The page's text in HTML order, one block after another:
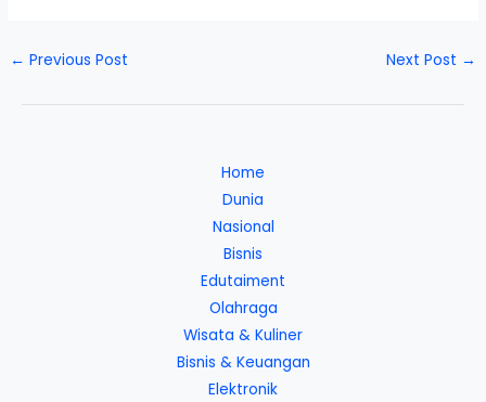
← Previous Post Next Post →
Home
Dunia
Nasional
Bisnis
Edutaiment
Olahraga
Wisata & Kuliner
Bisnis & Keuangan
Elektronik